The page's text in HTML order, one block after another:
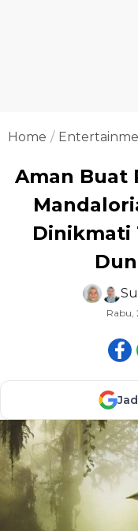
Home
Aman Buat
Dinikmati
Rabu,